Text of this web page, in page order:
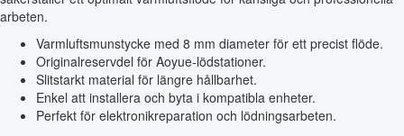
arbeten.
Varmluftsmunstycke med 8 mm diameter för ett precist flöde.
Originalreservdel för Aoyue-lödstationer.
Slitstarkt material för längre hållbarhet.
Enkel att installera och byta i kompatibla enheter.
Perfekt för elektronikreparation och lödningsarbeten.